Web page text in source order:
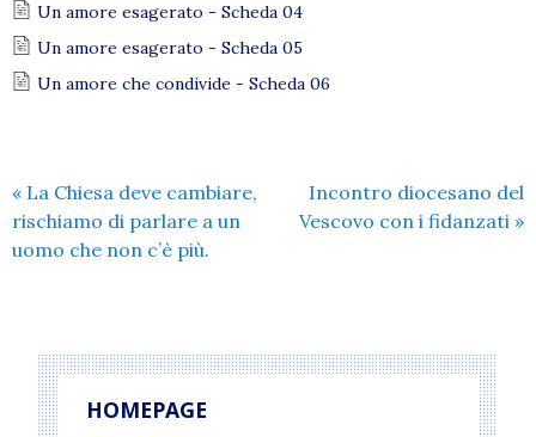
Un amore esagerato - Scheda 04
Un amore esagerato - Scheda 05
Un amore che condivide - Scheda 06
« La Chiesa deve cambiare,
rischiamo di parlare a un
uomo che non c’è più.
Incontro diocesano del
Vescovo con i fidanzati »
HOMEPAGE